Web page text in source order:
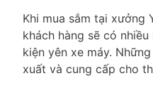
Khi mua sắm tại xưởng
khách hàng sẽ có
kiện yên xe máy.
xuất và cung cấp cho